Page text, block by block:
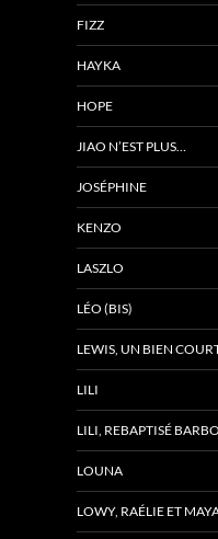
FIZZ
HAYKA
HOPE
JIAO N’EST PLUS…
JOSÉPHINE
KENZO
LASZLO
LÉO (BIS)
LEWIS, UN BIEN
LILI
LILI, REBAPTISÉ
LOUNA
LOWY, RAÉLIE ET